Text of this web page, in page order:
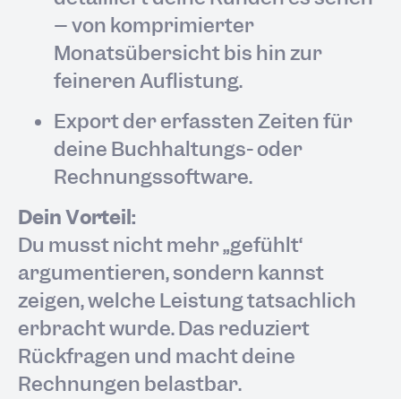
– von komprimierter
Monatsübersicht bis hin zur
feineren Auflistung.
Export der erfassten Zeiten für
deine Buchhaltungs- oder
Rechnungssoftware.
Dein Vorteil:
Du musst nicht mehr „gefühlt“
argumentieren, sondern kannst
zeigen, welche Leistung tatsächlich
erbracht wurde. Das reduziert
Rückfragen und macht deine
Rechnungen belastbar.